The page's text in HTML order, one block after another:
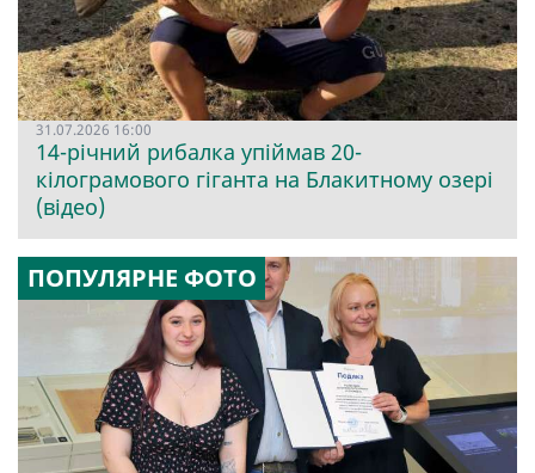
31.07.2026 16:00
14-річний рибалка упіймав 20-
кілограмового гіганта на Блакитному озері
(відео)
ПОПУЛЯРНЕ ФОТО